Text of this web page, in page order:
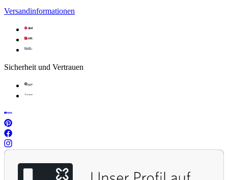
Versandinformationen
Sicherheit und Vertrauen